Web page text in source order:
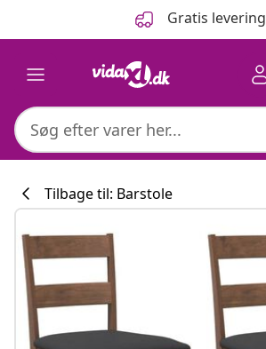
Gratis levering
#sharemevidaxl
Tilbage til: Barstole